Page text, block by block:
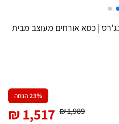
| כסא אורחים מעוצב מבית
23% הנחה
1,989
₪
1,517
₪